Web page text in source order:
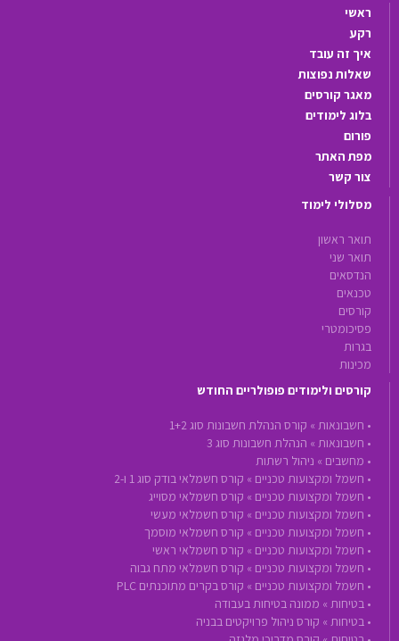
ראשי
רקע
איך זה עובד
שאלות נפוצות
מאגר קורסים
בלוג לימודים
פורום
מפת האתר
צור קשר
מסלולי לימוד
תואר ראשון
תואר שני
הנדסאים
טכנאים
קורסים
פסיכומטרי
בגרות
מכינות
קורסים ולימודים פופולריים החודש
• חשבונאות » קורס הנהלת חשבונות סוג 1+2
• חשבונאות » הנהלת חשבונות סוג 3
• מחשבים » ניהול רשתות
• חשמל ומקצועות טכניים » קורס חשמלאי בודק סוג 1 ו-2
• חשמל ומקצועות טכניים » קורס חשמלאי מסוייג
• חשמל ומקצועות טכניים » קורס חשמלאי מעשי
• חשמל ומקצועות טכניים » קורס חשמלאי מוסמך
• חשמל ומקצועות טכניים » קורס חשמלאי ראשי
• חשמל ומקצועות טכניים » קורס חשמלאי מתח גבוה
• חשמל ומקצועות טכניים » קורס בקרים מתוכנתים PLC
• בטיחות » ממונה בטיחות בעבודה
• בטיחות » קורס ניהול פרויקטים בבניה